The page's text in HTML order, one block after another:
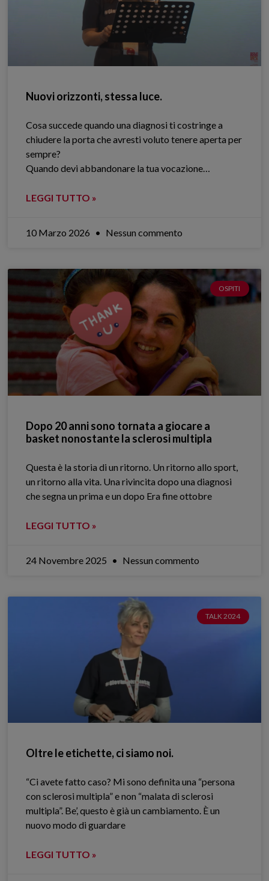
Nuovi orizzonti, stessa luce.
Cosa succede quando una diagnosi ti costringe a
chiudere la porta che avresti voluto tenere aperta per
sempre?
Quando devi abbandonare la tua vocazione…
LEGGI TUTTO »
10 Marzo 2026 Nessun commento
OSPITI
Dopo 20 anni sono tornata a giocare a
basket nonostante la sclerosi multipla
Questa è la storia di un ritorno. Un ritorno allo sport,
un ritorno alla vita. Una rivincita dopo una diagnosi
che segna un prima e un dopo Era fine ottobre
LEGGI TUTTO »
24 Novembre 2025 Nessun commento
TALK 2024
Oltre le etichette, ci siamo noi.
“Ci avete fatto caso? Mi sono definita una “persona
con sclerosi multipla” e non “malata di sclerosi
multipla”. Be’, questo è già un cambiamento. È un
nuovo modo di guardare
LEGGI TUTTO »